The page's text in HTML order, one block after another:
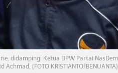
didampingi Ketua DPW Partai NasDem
(FOTO KRISTIANTO/BENUANTA)